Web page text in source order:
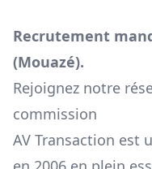
Recrutement
(Mouazé).
Rejoignez notre
commission
AV Transaction est